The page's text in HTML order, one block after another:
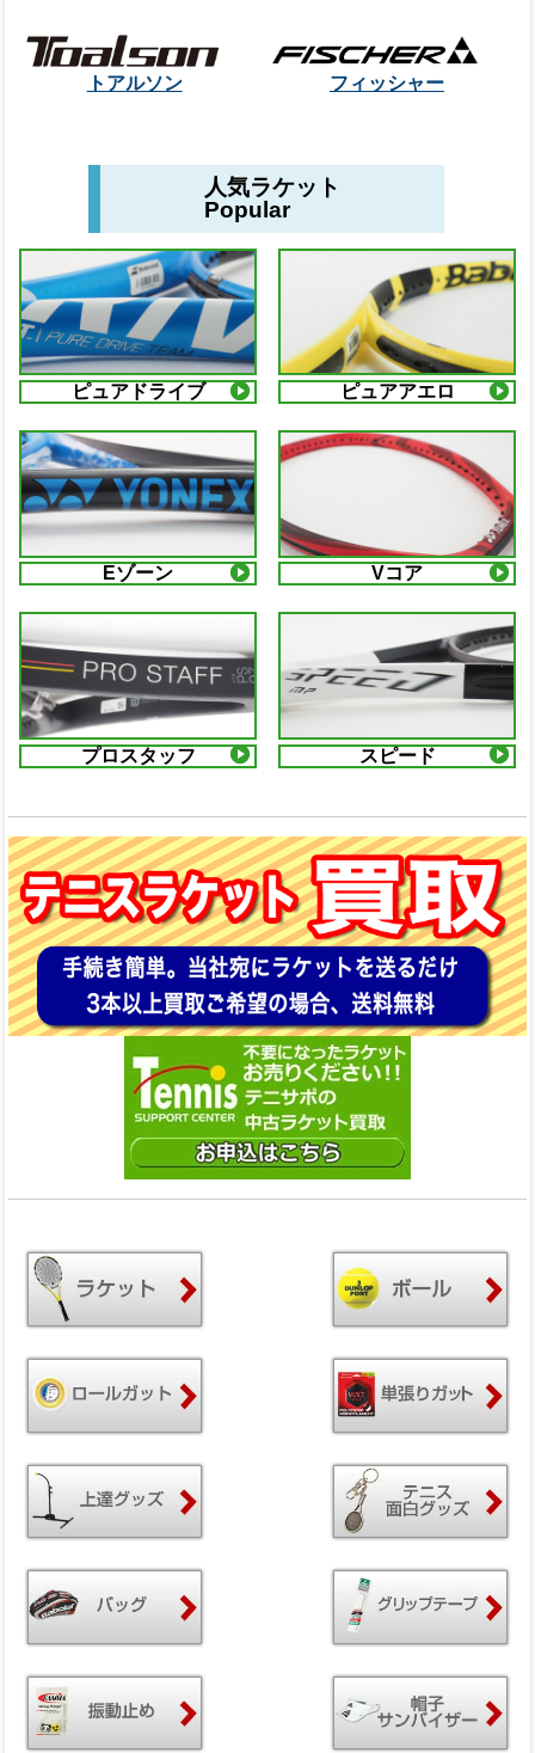
トアルソン フィッシャー
人気ラケット
Popular
ピュアドライブ ピュアアエロ
Eゾーン Vコア
プロスタッフ スピード